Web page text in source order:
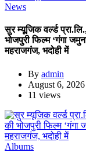
News
सुर म्यूजिक वर्ल्ड
भोजपुरी फिल्म ‘गंगा
महराजगंज, भदोही में
By admin
August 6, 2026
11 views
Albums